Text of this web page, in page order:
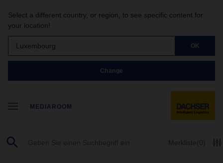
Select a different country, or region, to see specific content for
your location!
Luxembourg OK
Change
MEDIAROOM
Merkliste(0)